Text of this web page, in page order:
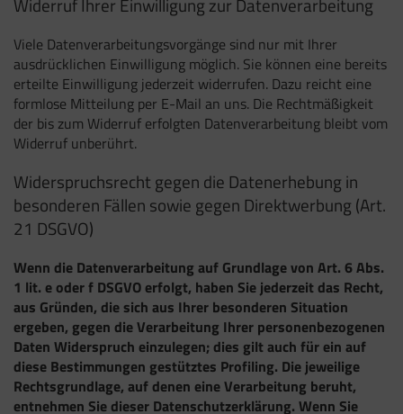
Widerruf Ihrer Einwilligung zur Datenverarbeitung
Viele Datenverarbeitungsvorgänge sind nur mit Ihrer
ausdrücklichen Einwilligung möglich. Sie können eine bereits
erteilte Einwilligung jederzeit widerrufen. Dazu reicht eine
formlose Mitteilung per E-Mail an uns. Die Rechtmäßigkeit
der bis zum Widerruf erfolgten Datenverarbeitung bleibt vom
Widerruf unberührt.
Widerspruchsrecht gegen die Datenerhebung in
besonderen Fällen sowie gegen Direktwerbung (Art.
21 DSGVO)
Wenn die Datenverarbeitung auf Grundlage von Art. 6 Abs.
1 lit. e oder f DSGVO erfolgt, haben Sie jederzeit das Recht,
aus Gründen, die sich aus Ihrer besonderen Situation
ergeben, gegen die Verarbeitung Ihrer personenbezogenen
Daten Widerspruch einzulegen; dies gilt auch für ein auf
diese Bestimmungen gestütztes Profiling. Die jeweilige
Rechtsgrundlage, auf denen eine Verarbeitung beruht,
entnehmen Sie dieser Datenschutzerklärung. Wenn Sie